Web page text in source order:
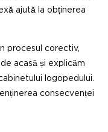
ajută la obținerea
procesul corectiv,
acasă și explicăm
logopedului.
consecvenței